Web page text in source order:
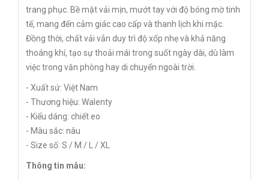
trang phục. Bề mặt vải mịn, mướt tay với độ bóng mờ tinh
tế, mang đến cảm giác cao cấp và thanh lịch khi mặc.
Đồng thời, chất vải vẫn duy trì độ xốp nhẹ và khả năng
thoáng khí, tạo sự thoải mái trong suốt ngày dài, dù làm
việc trong văn phòng hay di chuyển ngoài trời.
- Xuất sứ: Việt Nam
- Thương hiệu: Walenty
- Kiểu dáng: chiết eo
- Màu sắc: nâu
- Size số: S / M / L / XL
Thông tin mẫu: